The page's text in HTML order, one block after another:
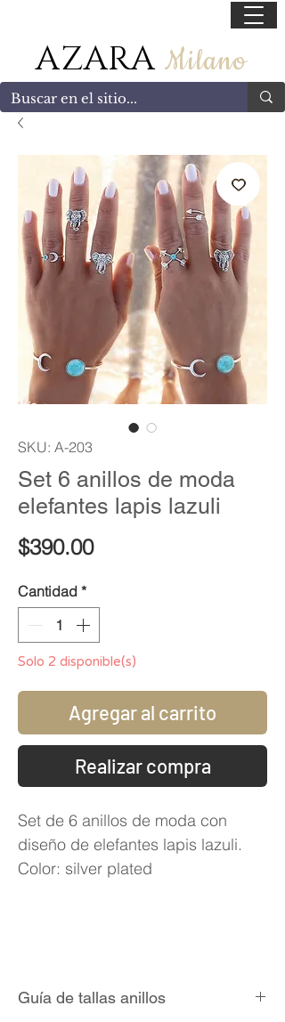
AZARA Milano
SKU: A-203
Set 6 anillos de moda
elefantes lapis lazuli
$390.00Precio
Cantidad *
Solo 2 disponible(s)
Agregar al carrito
Realizar compra
Set de 6 anillos de moda con
diseño de elefantes lapis lazuli.
Color: silver plated
Guía de tallas anillos